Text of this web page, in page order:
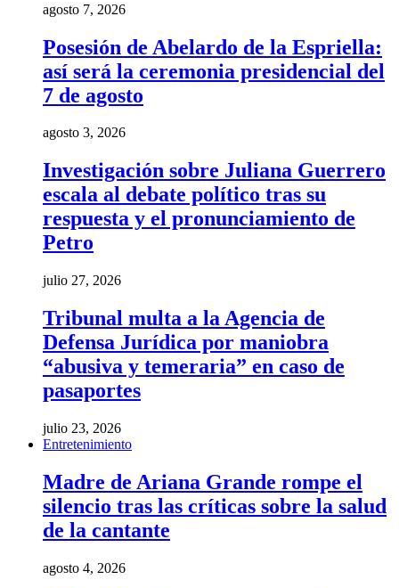
agosto 7, 2026
Posesión de Abelardo de la Espriella:
así será la ceremonia presidencial del
7 de agosto
agosto 3, 2026
Investigación sobre Juliana Guerrero
escala al debate político tras su
respuesta y el pronunciamiento de
Petro
julio 27, 2026
Tribunal multa a la Agencia de
Defensa Jurídica por maniobra
“abusiva y temeraria” en caso de
pasaportes
julio 23, 2026
Entretenimiento
Madre de Ariana Grande rompe el
silencio tras las críticas sobre la salud
de la cantante
agosto 4, 2026